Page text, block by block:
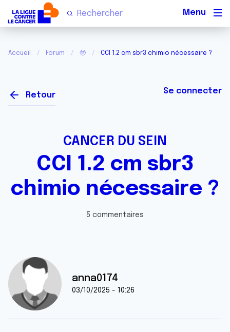
Accueil Forum 🥹 CCI 1.2 cm sbr3 chimio nécessaire ?
Retour Se connecter
CANCER DU SEIN
CCI 1.2 cm sbr3
chimio nécessaire ?
5 commentaires
anna0174
03/10/2025 - 10:26